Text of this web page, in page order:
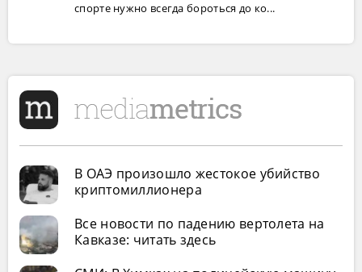
спорте нужно всегда бороться до ко...
В ОАЭ произошло жестокое убийство
криптомиллионера
Все новости по падению вертолета на
Кавказе: читать здесь